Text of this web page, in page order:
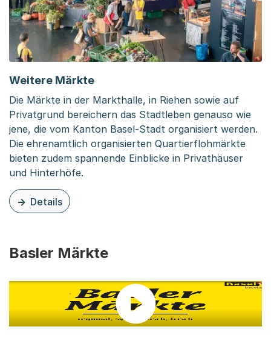
Weitere Märkte
Die Märkte in der Markthalle, in Riehen sowie auf
Privatgrund bereichern das Stadtleben genauso wie
jene, die vom Kanton Basel-Stadt organisiert werden.
Die ehrenamtlich organisierten Quartierflohmärkte
bieten zudem spannende Einblicke in Privathäuser
und Hinterhöfe.
Details
zu dieser Seite: Weitere Märkte
Basler Märkte